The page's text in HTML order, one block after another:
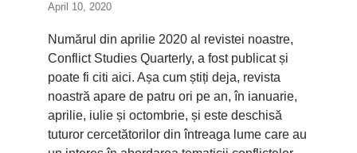
April 10, 2020
Numărul din aprilie 2020 al revistei noastre,
Conflict Studies Quarterly, a fost publicat și
poate fi citi aici. Așa cum știți deja, revista
noastră apare de patru ori pe an, în ianuarie,
aprilie, iulie și octombrie, și este deschisă
tuturor cercetătorilor din întreaga lume care au